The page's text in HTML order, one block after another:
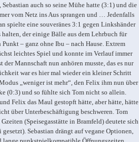
auch so seine Mühe hatte (3:1) und die
vom Netz ins Aus sprangen und … Jedenfalls
spielte eine souveränes 3:1 gegen Linkshänder
der einige Bälle aus dem Lehrbuch für
– ganz ohne Ibu – nach Hause. Extrem
leichtes Spiel und konnte im Verlauf immer
Mannschaft nun anhören musste, das es nur
war es hier mal wieder ein kleiner Schritt
„weniger ist mehr“, den Felix ihm nun über
(0:3) und so fühlte sich Tom nicht so allein.
Felix das Maul gestopft hätte, aber hätte, hätte
über Unterbeschäftigung beschweren. Tom
(Speisegasstätte in Bramfeld) deutete sich
Sebastian drängt auf vegane Optionen,